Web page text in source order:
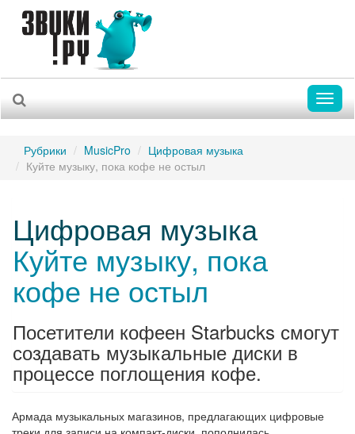
Рубрики MusicPro
Цифровая музыка
Куйте музыку, пока кофе не остыл
Цифровая музыка
Куйте музыку, пока
кофе не остыл
Посетители кофеен Starbucks смогут
создавать музыкальные диски в
процессе поглощения кофе.
Армада музыкальных магазинов, предлагающих цифровые